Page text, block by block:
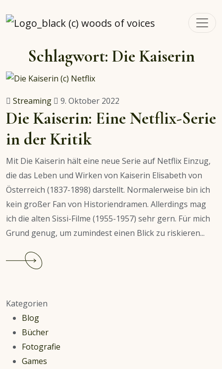
woodsofvoices.de
Schlagwort: Die Kaiserin
Streaming 9. Oktober 2022
Die Kaiserin: Eine Netflix-Serie
in der Kritik
Mit Die Kaiserin hält eine neue Serie auf Netflix Einzug,
die das Leben und Wirken von Kaiserin Elisabeth von
Österreich (1837-1898) darstellt. Normalerweise bin ich
kein großer Fan von Historiendramen. Allerdings mag
ich die alten Sissi-Filme (1955-1957) sehr gern. Für mich
Grund genug, um zumindest einen Blick zu riskieren...
Serie
Kategorien
Blog
Bücher
Fotografie
Games